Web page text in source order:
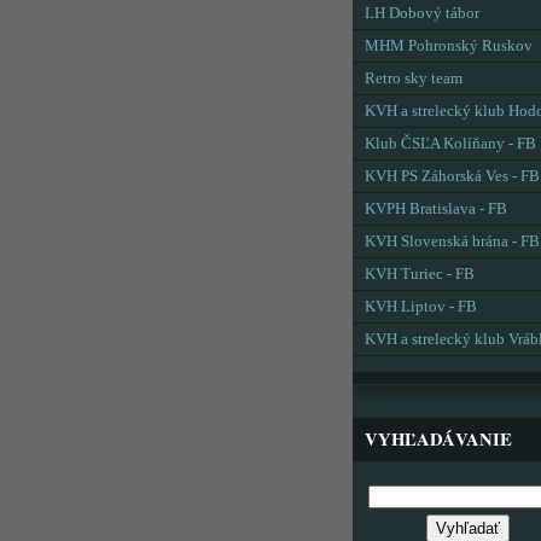
LH Dobový tábor
MHM Pohronský Ruskov
Retro sky team
KVH a strelecký klub
Klub ČSĽA Kolíňany - FB
KVH PS Záhorská Ves - FB
KVPH Bratislava - FB
KVH Slovenská brána - FB
KVH Turiec - FB
KVH Liptov - FB
KVH a strelecký klub
VYHĽADÁVANIE